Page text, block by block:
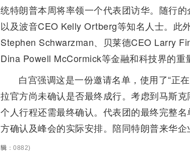
统特朗普本周将率领一个代表团访华。随行
以及波音CEO Kelly Ortberg等知名人士。此
Stephen Schwarzman、贝莱德CEO Larry
Dina Powell McCormick等金融和科技界的重
白宫强调这是一份邀请名单，使用了“正
拉官方尚未确认是否最终成行。考虑到马斯
个人行程还需最终确认。代表团的最终完整
方确认及峰会的实际安排。陪同特朗普来华
辑 ：0882)